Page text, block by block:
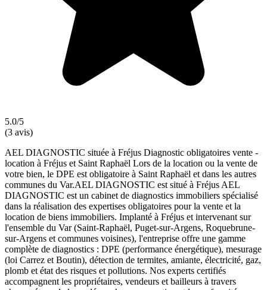
5.0/5
(3 avis)
AEL DIAGNOSTIC située à Fréjus Diagnostic obligatoires vente -
location à Fréjus et Saint Raphaël Lors de la location ou la vente de
votre bien, le DPE est obligatoire à Saint Raphaël et dans les autres
communes du Var.AEL DIAGNOSTIC est situé à Fréjus AEL
DIAGNOSTIC est un cabinet de diagnostics immobiliers spécialisé
dans la réalisation des expertises obligatoires pour la vente et la
location de biens immobiliers. Implanté à Fréjus et intervenant sur
l'ensemble du Var (Saint-Raphaël, Puget-sur-Argens, Roquebrune-
sur-Argens et communes voisines), l'entreprise offre une gamme
complète de diagnostics : DPE (performance énergétique), mesurage
(loi Carrez et Boutin), détection de termites, amiante, électricité, gaz,
plomb et état des risques et pollutions. Nos experts certifiés
accompagnent les propriétaires, vendeurs et bailleurs à travers